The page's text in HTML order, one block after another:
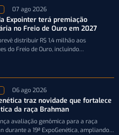
07 ago 2026
Expointer terá premiação
no Freio de Ouro em 2027
distribuir R$ 1,4 milhão aos
do Freio de Ouro, incluindo
06 ago 2026
traz novidade que fortalece
da raça Brahman
avaliação genômica para a raça
durante a 19ª ExpoGenética, ampliando a